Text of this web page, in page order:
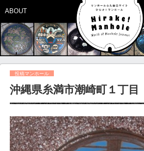
ABOUT
投稿マンホール
沖縄県糸満市潮崎町１丁